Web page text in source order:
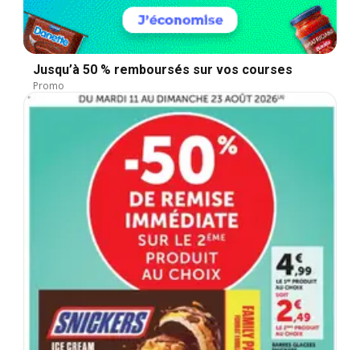
Jusqu’à 50 % remboursés sur vos courses
Promo